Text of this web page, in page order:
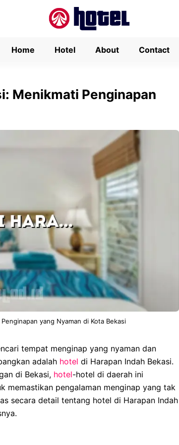
Home Hotel About Contact
Menikmati Penginapan
yang Nyaman di Kota Bekasi
tempat menginap yang nyaman dan
adalah hotel di Harapan Indah Bekasi.
di Bekasi, hotel-hotel di daerah ini
memastikan pengalaman menginap yang tak
secara detail tentang hotel di Harapan Indah